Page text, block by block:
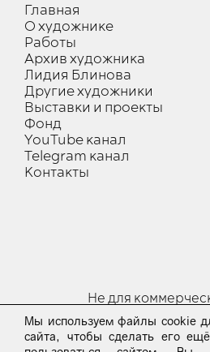
Главная
О художнике
Работы
Архив художника
Лидия Блинова
Другие художники
Выставки и проекты
Фонд
YouTube канал
Telegram канал
Контакты
Не для
© 2023-24
Мы используем файлы cookie
сайта, чтобы сделать его